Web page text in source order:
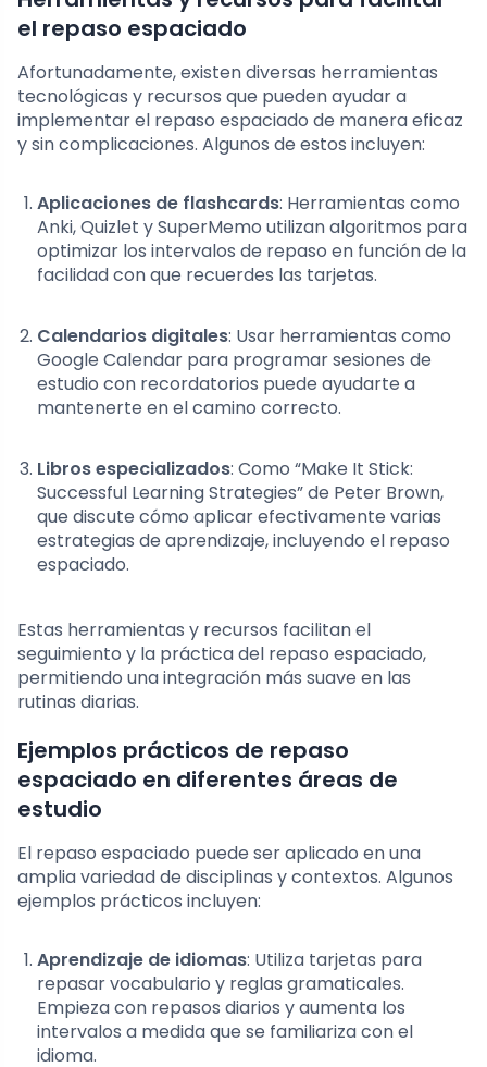
el repaso espaciado
Afortunadamente, existen diversas herramientas
tecnológicas y recursos que pueden ayudar a
implementar el repaso espaciado de manera eficaz
y sin complicaciones. Algunos de estos incluyen:
Aplicaciones de flashcards: Herramientas como
Anki, Quizlet y SuperMemo utilizan algoritmos para
optimizar los intervalos de repaso en función de la
facilidad con que recuerdes las tarjetas.
Calendarios digitales: Usar herramientas como
Google Calendar para programar sesiones de
estudio con recordatorios puede ayudarte a
mantenerte en el camino correcto.
Libros especializados: Como “Make It Stick:
Successful Learning Strategies” de Peter Brown,
que discute cómo aplicar efectivamente varias
estrategias de aprendizaje, incluyendo el repaso
espaciado.
Estas herramientas y recursos facilitan el
seguimiento y la práctica del repaso espaciado,
permitiendo una integración más suave en las
rutinas diarias.
Ejemplos prácticos de repaso
espaciado en diferentes áreas de
estudio
El repaso espaciado puede ser aplicado en una
amplia variedad de disciplinas y contextos. Algunos
ejemplos prácticos incluyen:
Aprendizaje de idiomas: Utiliza tarjetas para
repasar vocabulario y reglas gramaticales.
Empieza con repasos diarios y aumenta los
intervalos a medida que se familiariza con el
idioma.